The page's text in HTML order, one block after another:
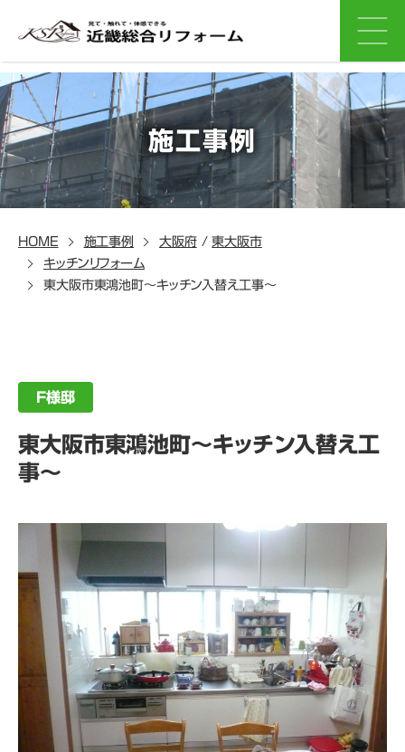
施工事例
HOME 施工事例 大阪府/東大阪市
キッチンリフォーム
東大阪市東鴻池町～キッチン入替え工事～
F様邸
東大阪市東鴻池町～キッチン入替え工
事～